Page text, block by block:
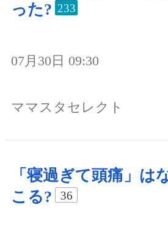
った? 233
07月30日 09:30
ママスタセレクト
「寝過ぎて頭痛」は
こる?
36